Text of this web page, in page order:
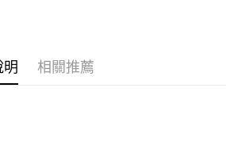
明 相關推薦